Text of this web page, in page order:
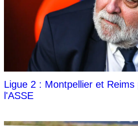
Ligue 2 : Montpellier et
l'ASSE